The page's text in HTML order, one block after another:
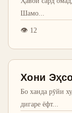
Шамо
👁 12
Хони
Бо ханда рӯйи
дигаре ёфт...